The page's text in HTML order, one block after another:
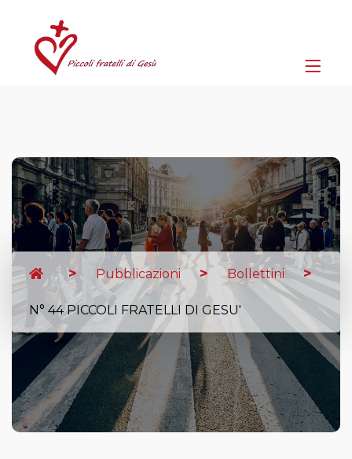
Pubblicazioni Bollettini
N° 44 PICCOLI FRATELLI DI GESU'